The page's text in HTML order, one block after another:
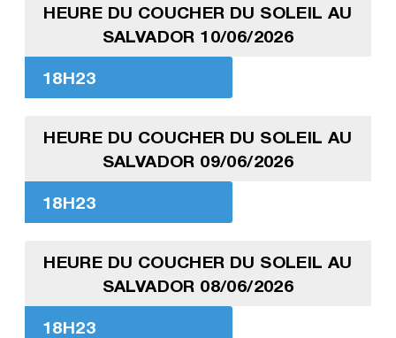
HEURE DU COUCHER DU SOLEIL AU
SALVADOR 10/06/2026
18H23
HEURE DU COUCHER DU SOLEIL AU
SALVADOR 09/06/2026
18H23
HEURE DU COUCHER DU SOLEIL AU
SALVADOR 08/06/2026
18H23